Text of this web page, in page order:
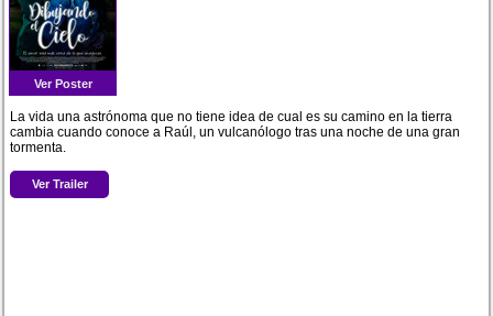
Ver Poster
La vida una astrónoma que no tiene idea de cual es su camino en la tierra
cambia cuando conoce a Raúl, un vulcanólogo tras una noche de una gran
tormenta.
Ver Trailer